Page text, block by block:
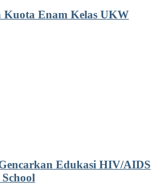
Enam Kelas UKW
Edukasi HIV/AIDS